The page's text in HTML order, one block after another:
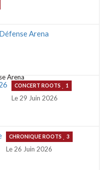
Arena
CONCERT ROOTS 1
Le 29 Juin 2026
CHRONIQUE ROOTS 3
Le 26 Juin 2026